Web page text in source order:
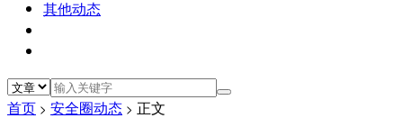
其他动态
首页 > 安全圈动态 > 正文